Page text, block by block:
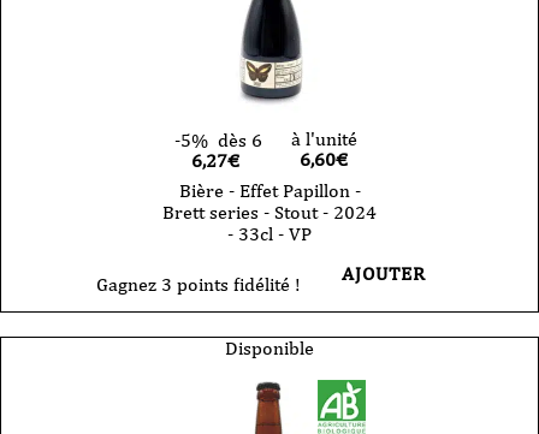
-5% dès 6
6,27€
à l'unité
6,60€
Bière - Effet Papillon -
Brett series - Stout - 2024
- 33cl - VP
Gagnez 3 points fidélité ! AJOUTER
Disponible